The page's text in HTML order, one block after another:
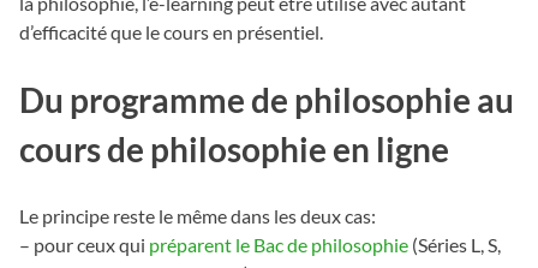
d’efficacité que le cours en présentiel.
Du programme de philosophie au
cours de philosophie en ligne
Le principe reste le même dans les deux cas:
– pour ceux qui préparent le Bac de philosophie (Séries L, S,